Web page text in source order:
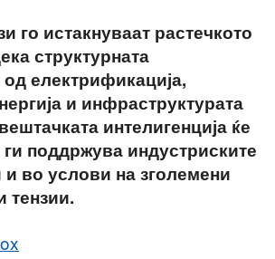
го истакнуваат растечкото
структурната
електрификација,
и инфраструктурата
интелигенција ќе
поддржува индустриските
во услови на зголемени
тензии.